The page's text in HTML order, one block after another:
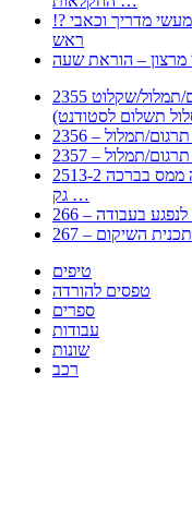
!? איך להפרד מהמיגרנה לשחרור ממיגרנה מעשי מדריך וכאבי
ראש
מרצון – הוראת שעה
2355 דרישה לתשלום עבור מתן שירותי תרגום/תמלול/שקלוט
תשלום לסטודנט)
תרגום/תמלול
תרגום/תמלול
2513-2 טופס חדש הצהרה על העברה לחול הפטורה ממס בברכה
גק …
לנפגע בעבודה
השיקום
טיפים
טפסים להורדה
ספרים
עבודות
שונות
רכב